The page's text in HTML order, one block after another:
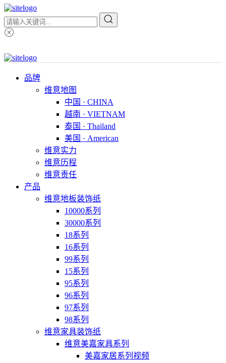
品牌
维意地图
中国 · CHINA
越南 · VIETNAM
泰国 · Thailand
美国 · American
维意实力
维意历程
维意责任
产品
维意地板装饰纸
10000系列
30000系列
18系列
16系列
99系列
15系列
95系列
96系列
97系列
98系列
维意家具装饰纸
维意美嘉家具系列
美嘉家居系列视频